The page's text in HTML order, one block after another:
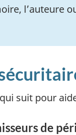
l’auteure
suit pour
de